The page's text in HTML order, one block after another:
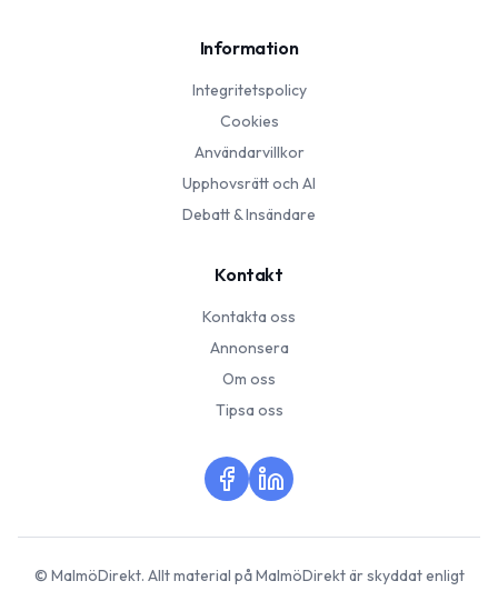
Information
Integritetspolicy
Cookies
Användarvillkor
Upphovsrätt och AI
Debatt & Insändare
Kontakt
Kontakta oss
Annonsera
Om oss
Tipsa oss
© MalmöDirekt. Allt material påMalmöDirektär skyddat enligt